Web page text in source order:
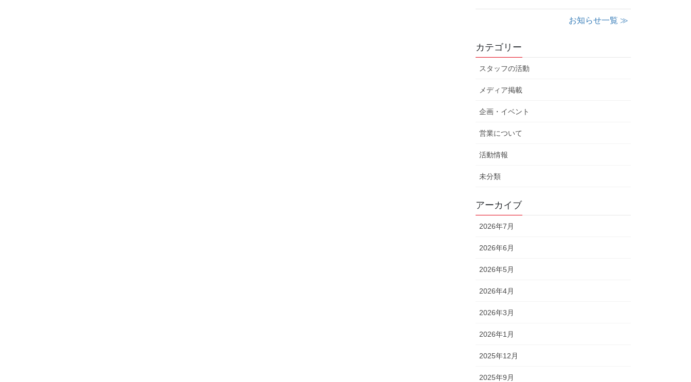
お知らせ一覧 ≫
カテゴリー
スタッフの活動
メディア掲載
企画・イベント
営業について
活動情報
未分類
アーカイブ
2026年7月
2026年6月
2026年5月
2026年4月
2026年3月
2026年1月
2025年12月
2025年9月